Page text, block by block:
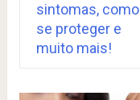
sintomas, como
se proteger e
muito mais!